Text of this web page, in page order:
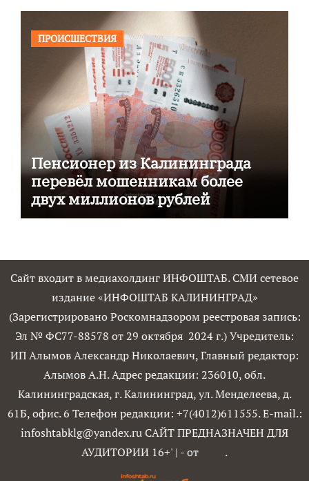
ПРОИСШЕСТВИЯ
Пенсионер из Калининграда
перевёл мошенникам более
двух миллионов рублей
Сайт входит в медиахолдинг ИНФОШТАБ. СМИ сетевое
издание «ИНФОШТАБ КАЛИНИНГРАД»
(Зарегистрировано Роскомнадзором реестровая запись:
Эл № ФС77-88578 от 29 октября 2024 г.) Учредитель:
ИП Алымов Александр Николаевич, Главный редактор:
Алымов А.Н. Адрес редакции: 236010, обл.
Калининградская, г. Калининград, ул. Менделеева, д.
61Б, офис. 6 Телефон редакции: +7(4012)611555. E-mail.:
infoshtabklg@yandex.ru САЙТ ПРЕДНАЗНАЧЕН ДЛЯ
АУДИТОРИИ 16+' | - от .